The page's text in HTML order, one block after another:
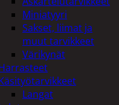
Miniatyyri
Sakset, liimat ja
muut tarvikkeet
Värikynät
Langat